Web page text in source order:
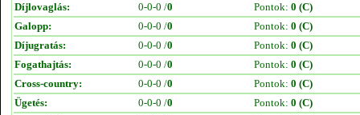
Díjlovaglás:
0-0-0 /0 Pontok: 0 (C)
Galopp:
0-0-0 /0 Pontok: 0 (C)
Díjugratás:
0-0-0 /0 Pontok: 0 (C)
Fogathajtás:
0-0-0 /0 Pontok: 0 (C)
Cross-country:
0-0-0 /0 Pontok: 0 (C)
Ügetés:
0-0-0 /0 Pontok: 0 (C)